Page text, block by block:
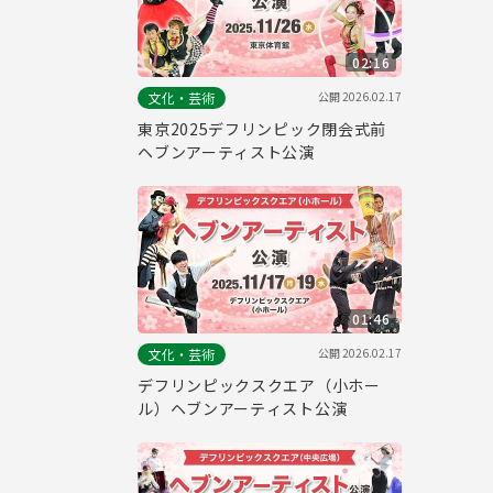
02:16
文化・芸術
公開2026.02.17
東京2025デフリンピック閉会式前
ヘブンアーティスト公演
01:46
文化・芸術
公開2026.02.17
デフリンピックスクエア（小ホー
ル）ヘブンアーティスト公演